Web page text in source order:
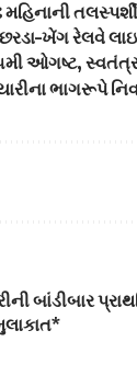
રેલવે
ઓગષ્ટ,
ભાગરૂપે
બાંડીબાર